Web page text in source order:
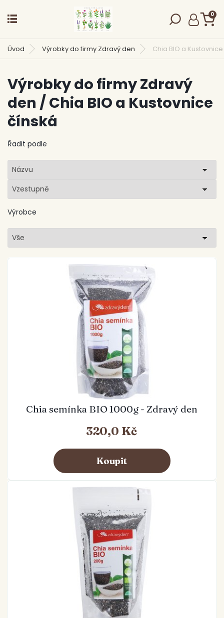
0
Úvod Výrobky do firmy Zdravý den Chia BIO a
Výrobky do firmy Zdravý
den / Chia BIO a Kustovnice
čínská
Řadit podle
Názvu
Vzestupně
Výrobce
Vše
Chia semínka BIO 1000g - Zdravý den
320,0 Kč